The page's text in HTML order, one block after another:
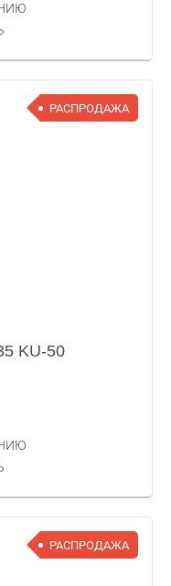
РАСПРОДАЖА
KU-50
РАСПРОДАЖА